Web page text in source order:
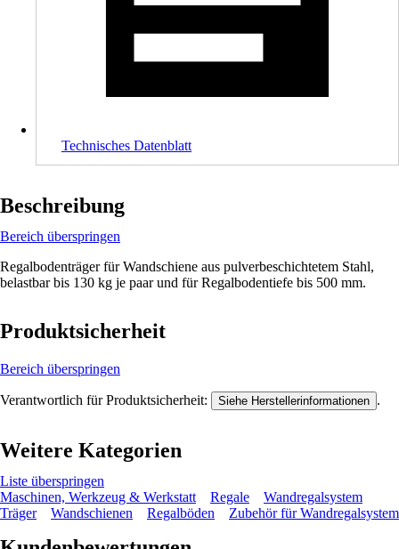
Technisches Datenblatt
Beschreibung
Bereich überspringen
Regalbodenträger für Wandschiene aus pulverbeschichtetem Stahl,
belastbar bis 130 kg je paar und für Regalbodentiefe bis 500 mm.
Produktsicherheit
Bereich überspringen
Verantwortlich für Produktsicherheit: Siehe Herstellerinformationen .
Weitere Kategorien
Liste überspringen
Maschinen, Werkzeug & Werkstatt
Regale
Wandregalsystem
Träger
Wandschienen Regalböden Zubehör für Wandregalsystem